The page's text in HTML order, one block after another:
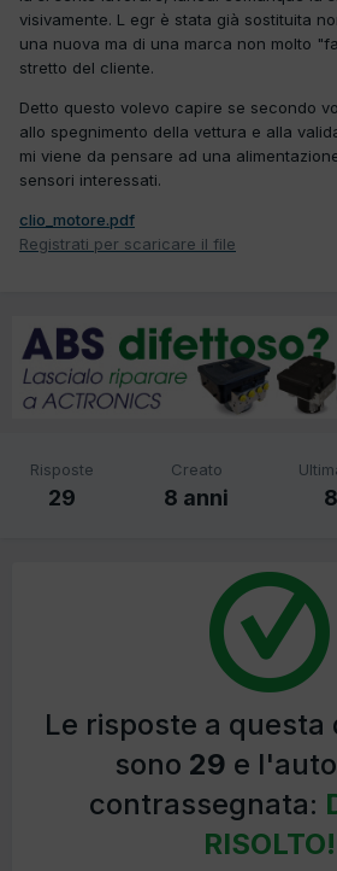
visivamente. L egr è stata già sostituita
una nuova ma di una marca non molto
stretto del cliente.
Detto questo volevo capire se secondo
allo spegnimento della vettura e alla
mi viene da pensare ad una
sensori interessati.
clio_motore.pdf
Registrati per scaricare il file
Risposte
29
Creato
8 anni
Le risposte a questa
sono 29 e
contrassegnata:
RISOLTO!